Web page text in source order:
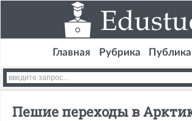
Главная Рубрика
Пешие переходы в